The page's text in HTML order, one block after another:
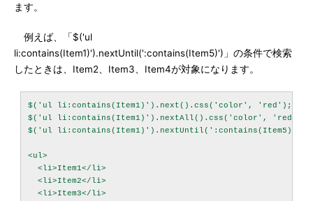
ます。
例えば、「$('ul
li:contains(Item1)').nextUntil(':contains(Item5)')」の条件で検索
したときは、Item2、Item3、Item4が対象になります。
$('ul li:contains(Item1)').next().css('color', 'red');   						// Item2
$('ul li:contains(Item1)').nextAll().css('color', 'red'); 					// Item2,Item3,Item4,Item5
$('ul
<ul>
  <li>Item1</li>
  <li>Item2</li>
  <li>Item3</li>